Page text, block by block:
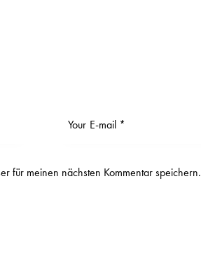
für meinen nächsten Kommentar speichern.